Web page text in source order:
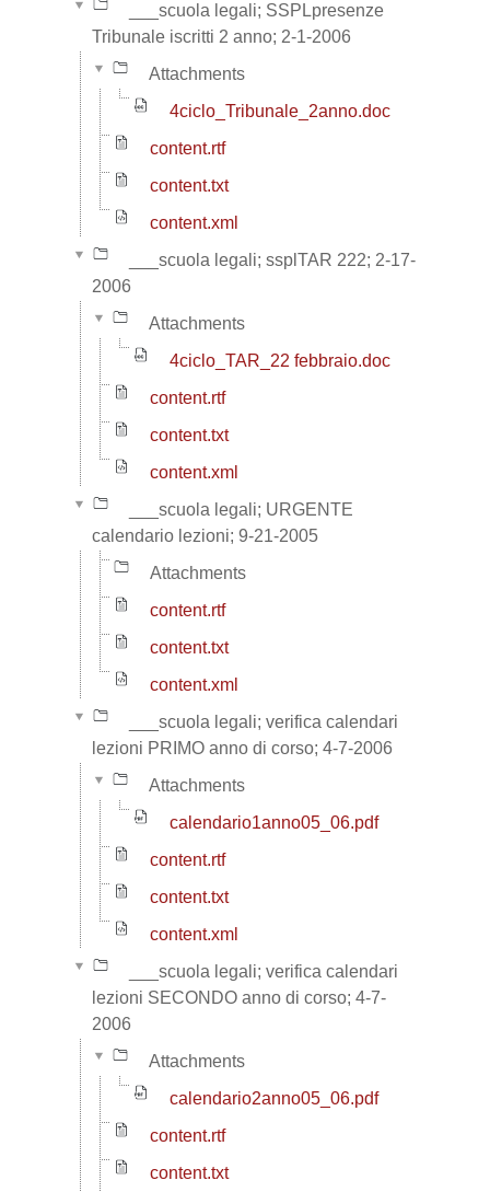
___scuola legali; SSPLpresenze
Tribunale iscritti 2 anno; 2-1-2006
Attachments
4ciclo_Tribunale_2anno.doc
content.rtf
content.txt
content.xml
___scuola legali; ssplTAR 222; 2-17-
2006
Attachments
4ciclo_TAR_22 febbraio.doc
content.rtf
content.txt
content.xml
___scuola legali; URGENTE
calendario lezioni; 9-21-2005
Attachments
content.rtf
content.txt
content.xml
___scuola legali; verifica calendari
lezioni PRIMO anno di corso; 4-7-2006
Attachments
calendario1anno05_06.pdf
content.rtf
content.txt
content.xml
___scuola legali; verifica calendari
lezioni SECONDO anno di corso; 4-7-
2006
Attachments
calendario2anno05_06.pdf
content.rtf
content.txt